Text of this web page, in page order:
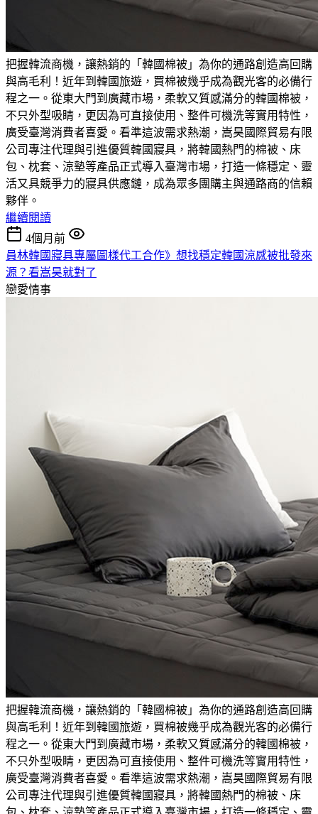
把握韓流商機，讓熱銷的「韓國棉被」為你的通路創造高回購
與高毛利！ 近年到韓國旅遊，買棉被幾乎成為觀光客的必備行
程之一。從東大門到廣藏市場，柔軟又質感滿分的韓國棉被，
不只外型吸睛，更因為可直接使用、整件可機洗等實用特性，
廣受臺灣消費者喜愛。看準這波需求熱潮，嵩昊國際貿易有限
公司專注代理與引進優質韓國寢具，將韓國熱門的棉被、床
包、枕套、涼墊等產品正式導入臺灣市場，打造一條穩定、靈
活又具競爭力的寢具供應鏈，成為眾多團購主與通路商的信賴
夥伴。
繼續閱讀
4個月前
員林韓國寢具專屬圖樣代工合作》想找穩定韓國涼感被批發來
源？看嵩昊就對了
戀愛情事
把握韓流商機，讓熱銷的「韓國棉被」為你的通路創造高回購
與高毛利！ 近年到韓國旅遊，買棉被幾乎成為觀光客的必備行
程之一。從東大門到廣藏市場，柔軟又質感滿分的韓國棉被，
不只外型吸睛，更因為可直接使用、整件可機洗等實用特性，
廣受臺灣消費者喜愛。看準這波需求熱潮，嵩昊國際貿易有限
公司專注代理與引進優質韓國寢具，將韓國熱門的棉被、床